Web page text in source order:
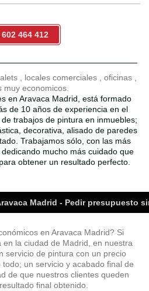
464 412
, locales comerciales , oficinas ,
muy economicos.
en Aravaca Madrid, está formado
de 10 años de experiencia en el
trabajos de pintura en inmuebles;
decorativa, alisado de paredes
Trabajamos sólo, con las más
mucho más cuidado que
obtener un resultado perfecto.
Madrid - Pedir presupuesto
en Aravaca Madrid? Si
la ciudad de Madrid, en nuestra
servicio de pintura con un precio
un servicio y acabado final de
de que nuestros clientes queden
final obtenido.